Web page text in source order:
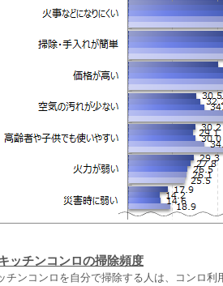
ッチンコンロの掃除頻度
チンコンロを自分で掃除する人は、コンロ